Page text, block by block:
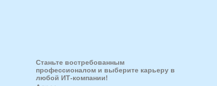
Станьте востребованным
профессионалом и выберите карьеру в
любой ИТ-компании!